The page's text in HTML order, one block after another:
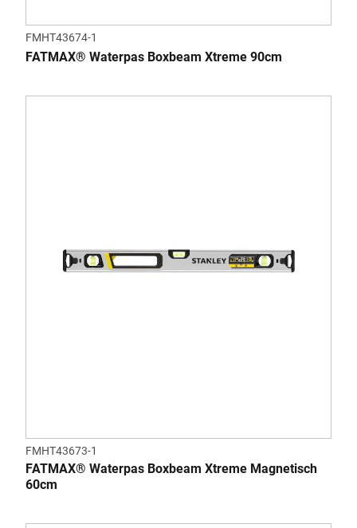
FMHT43674-1
FATMAX® Waterpas Boxbeam Xtreme 90cm
FMHT43673-1
FATMAX® Waterpas Boxbeam Xtreme Magnetisch
60cm